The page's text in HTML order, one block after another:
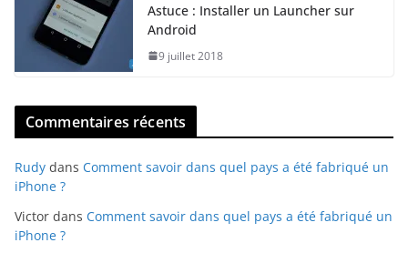
Astuce : Installer un Launcher sur
Android
9 juillet 2018
Commentaires récents
Rudy dans Comment savoir dans quel pays a été fabriqué un
iPhone ?
Victor dans Comment savoir dans quel pays a été fabriqué un
iPhone ?